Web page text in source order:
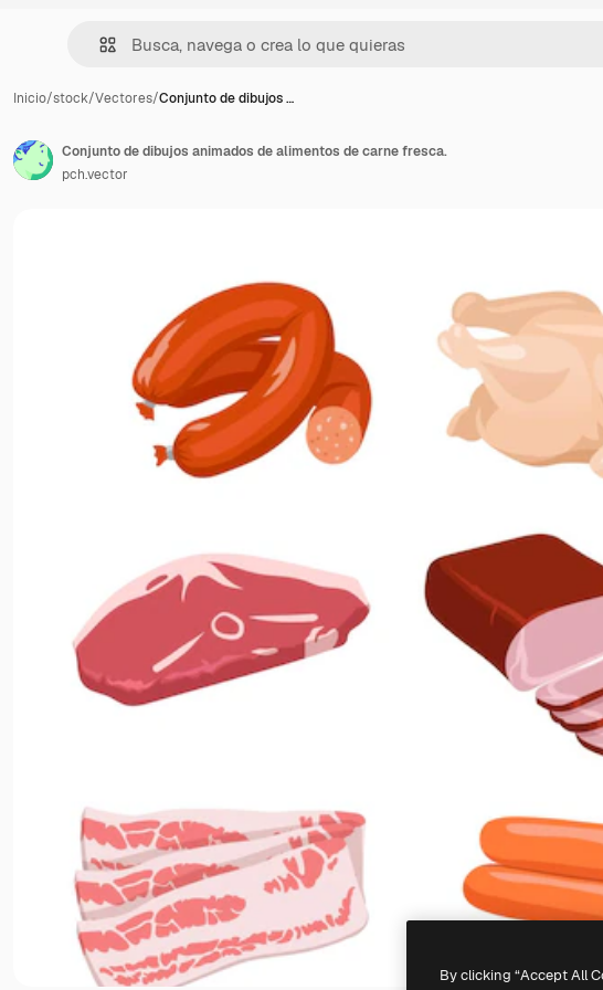
Inicio/stock/Vectores/Conjunto de dibujos …
Conjunto de dibujos animados de alimentos de carne fresca.
pch.vector
By clicking “Accept All